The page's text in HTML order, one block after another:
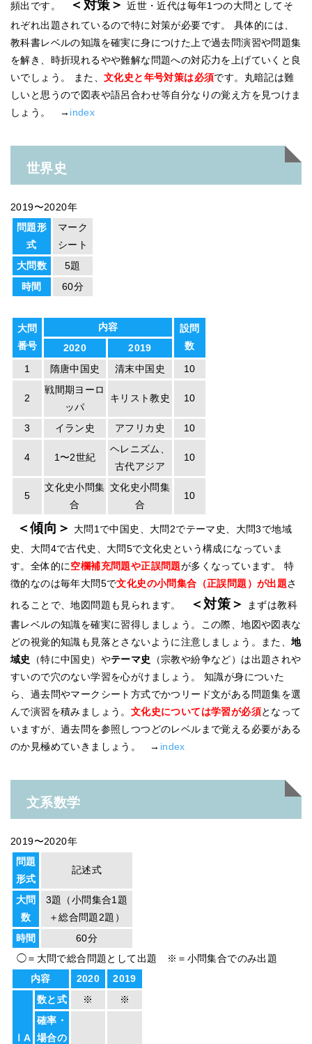
頻出です。 ＜対策＞ 近世・近代は毎年1つの大問としてそ
れぞれ出題されているので特に対策が必要です。 具体的には、
教科書レベルの知識を確実に身につけた上で過去問演習や問題集
を解き、時折現れるやや難解な問題への対応力を上げていくと良
いでしょう。 また、 文化史と年号対策は必須です。丸暗記は難
しいと思うので図表や語呂合わせ等自分なりの覚え方を見つけま
しょう。 → index
世界史
2019〜2020年
問題形
式
マーク
シート
大問数
5題
時間
60分
大問
番号
内容
設問
数
2020
2019
1
隋唐中国史 清末中国史 10
2
戦間期ヨーロ
ッパ
キリスト教史 10
3 イラン史 アフリカ史 10
4 1〜2世紀
ヘレニズム、
古代アジア
10
5
文化史小問集
合
文化史小問集
合
10
＜傾向＞
大問1で中国史、大問2でテーマ史、大問3で地域
史、大問4で古代史、大問5で文化史という構成になっていま
す。全体的に空欄補充問題や正誤問題が多くなっています。 特
徴的なのは毎年大問5で文化史の小問集合（正誤問題）が出題さ
れることで、地図問題も見られます。
＜対策＞
まずは教科
書レベルの知識を確実に習得しましょう。この際、地図や図表な
どの視覚的知識も見落とさないように注意しましょう。また、地
域史
（特に中国史）やテーマ史
（宗教や紛争など）は出題されや
すいので穴のない学習を心がけましょう。 知識が身についた
ら、過去問やマークシート方式でかつリード文がある問題集を選
んで演習を積みましょう。 文化史については学習が必須となって
いますが、過去問を参照しつつどのレベルまで覚える必要がある
のか見極めていきましょう。 → index
文系数学
2019〜2020年
問題
形式
記述式
大問
数
3題（小問集合1題
＋総合問題2題）
時間
60分
◯＝大問で総合問題として出題 ※＝小問集合でのみ出題
内容
2020 2019
ⅠA
数と式 ※
※
確率・
場合の